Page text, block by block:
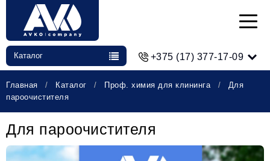
Каталог +375 (17) 377-17-09
Главная Каталог Проф. химия для клининга
Для
пароочистителя
Для пароочистителя